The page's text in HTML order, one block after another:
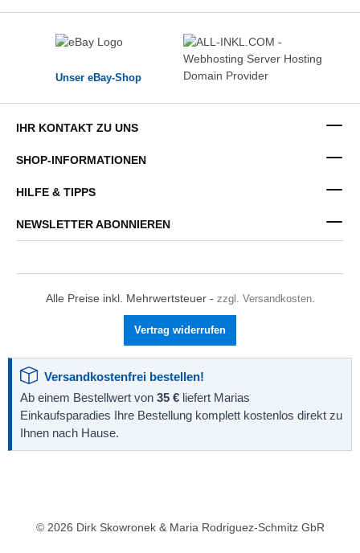
Unser eBay-Shop
IHR KONTAKT ZU UNS
SHOP-INFORMATIONEN
HILFE & TIPPS
NEWSLETTER ABONNIEREN
Alle Preise inkl. Mehrwertsteuer - zzgl. Versandkosten.
Vertrag widerrufen
Versandkostenfrei bestellen!
Ab einem Bestellwert von 35 € liefert Marias
Einkaufsparadies Ihre Bestellung komplett kostenlos direkt zu
Ihnen nach Hause.
© 2026 Dirk Skowronek & Maria Rodriguez-Schmitz GbR